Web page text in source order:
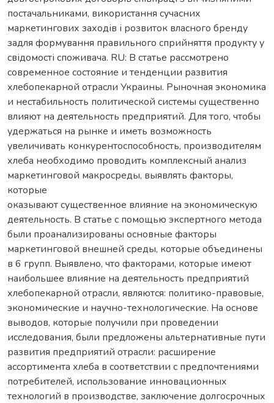
постачальниками, використання сучасних
маркетингових заходів і розвиток власного бренду
задля формування правильного сприйняття продукту у
свідомості споживача. RU: В статье рассмотрено
современное состояние и тенденции развития
хлебопекарной отрасли Украины. Рыночная экономика
и нестабильность политической системы существенно
влияют на деятельность предприятий. Для того, чтобы
удержаться на рынке и иметь возможность
увеличивать конкурентоспособность, производителям
хлеба необходимо проводить комплексный анализ
маркетинговой макросреды, выявлять факторы,
которые
оказывают существенное влияние на экономическую
деятельность. В статье с помощью экспертного метода
были проанализированы основные факторы
маркетинговой внешней среды, которые объединены
в 6 групп. Выявлено, что факторами, которые имеют
наибольшее влияние на деятельность предприятий
хлебопекарной отрасли, являются: политико-правовые,
экономические и научно-технологические. На основе
выводов, которые получили при проведении
исследования, были предложены альтернативные пути
развития предприятий отрасли: расширение
ассортимента хлеба в соответствии с предпочтениями
потребителей, использование инновационных
технологий в производстве, заключение долгосрочных